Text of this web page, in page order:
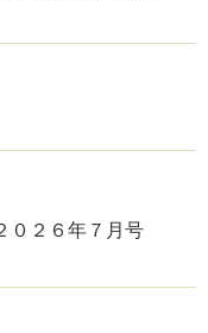
０２６年７月号